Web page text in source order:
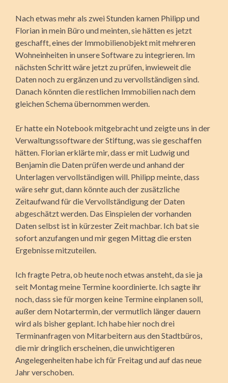
Nach etwas mehr als zwei Stunden kamen Philipp und
Florian in mein Büro und meinten, sie hätten es jetzt
geschafft, eines der Immobilienobjekt mit mehreren
Wohneinheiten in unsere Software zu integrieren. Im
nächsten Schritt wäre jetzt zu prüfen, inwieweit die
Daten noch zu ergänzen und zu vervollständigen sind.
Danach könnten die restlichen Immobilien nach dem
gleichen Schema übernommen werden.
Er hatte ein Notebook mitgebracht und zeigte uns in der
Verwaltungssoftware der Stiftung, was sie geschaffen
hätten. Florian erklärte mir, dass er mit Ludwig und
Benjamin die Daten prüfen werde und anhand der
Unterlagen vervollständigen will. Philipp meinte, dass
wäre sehr gut, dann könnte auch der zusätzliche
Zeitaufwand für die Vervollständigung der Daten
abgeschätzt werden. Das Einspielen der vorhanden
Daten selbst ist in kürzester Zeit machbar. Ich bat sie
sofort anzufangen und mir gegen Mittag die ersten
Ergebnisse mitzuteilen.
Ich fragte Petra, ob heute noch etwas ansteht, da sie ja
seit Montag meine Termine koordinierte. Ich sagte ihr
noch, dass sie für morgen keine Termine einplanen soll,
außer dem Notartermin, der vermutlich länger dauern
wird als bisher geplant. Ich habe hier noch drei
Terminanfragen von Mitarbeitern aus den Stadtbüros,
die mir dringlich erscheinen, die unwichtigeren
Angelegenheiten habe ich für Freitag und auf das neue
Jahr verschoben.